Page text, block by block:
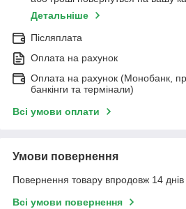
Детальніше
Післяплата
Оплата на рахунок
Оплата на рахунок (Монобанк,
банкінги та термінали)
Всі умови оплати
Умови повернення
Повернення товару впродовж 14
Всі умови повернення